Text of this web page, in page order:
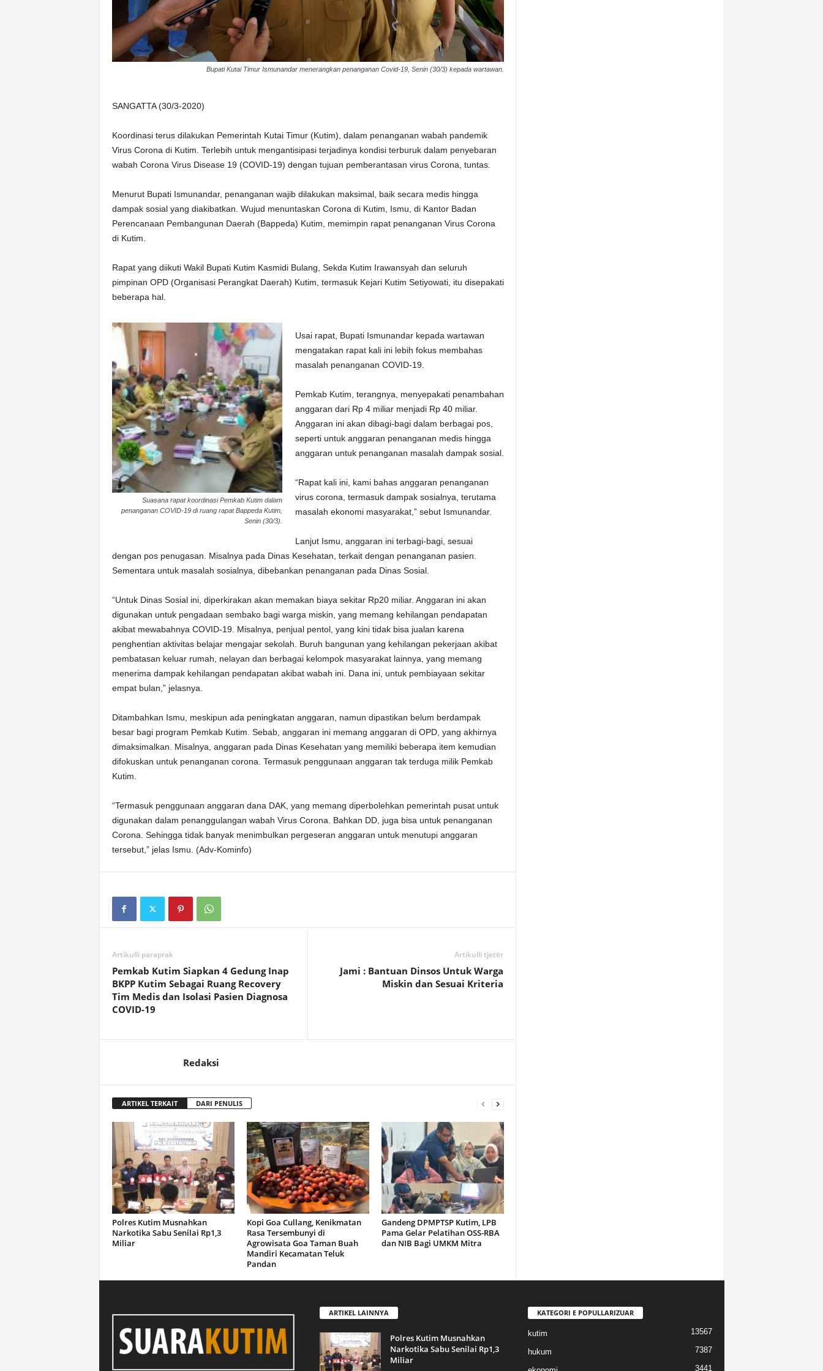
Bupati Kutai Timur Ismunandar menerangkan penanganan Covid-19, Senin (30/3) kepada wartawan.
SANGATTA (30/3-2020)
Koordinasi terus dilakukan Pemerintah Kutai Timur (Kutim), dalam penanganan wabah pandemik
Virus Corona di Kutim. Terlebih untuk mengantisipasi terjadinya kondisi terburuk dalam penyebaran
wabah Corona Virus Disease 19 (COVID-19) dengan tujuan pemberantasan virus Corona, tuntas.
Menurut Bupati Ismunandar, penanganan wajib dilakukan maksimal, baik secara medis hingga
dampak sosial yang diakibatkan. Wujud menuntaskan Corona di Kutim, Ismu, di Kantor Badan
Perencanaan Pembangunan Daerah (Bappeda) Kutim, memimpin rapat penanganan Virus Corona
di Kutim.
Rapat yang diikuti Wakil Bupati Kutim Kasmidi Bulang, Sekda Kutim Irawansyah dan seluruh
pimpinan OPD (Organisasi Perangkat Daerah) Kutim, termasuk Kejari Kutim Setiyowati, itu disepakati
beberapa hal.
Suasana rapat koordinasi Pemkab Kutim dalam
penanganan COVID-19 di ruang rapat Bappeda Kutim,
Senin (30/3).
Usai rapat, Bupati Ismunandar kepada wartawan
mengatakan rapat kali ini lebih fokus membahas
masalah penanganan COVID-19.
Pemkab Kutim, terangnya, menyepakati penambahan
anggaran dari Rp 4 miliar menjadi Rp 40 miliar.
Anggaran ini akan dibagi-bagi dalam berbagai pos,
seperti untuk anggaran penanganan medis hingga
anggaran untuk penanganan masalah dampak sosial.
“Rapat kali ini, kami bahas anggaran penanganan
virus corona, termasuk dampak sosialnya, terutama
masalah ekonomi masyarakat,” sebut Ismunandar.
Lanjut Ismu, anggaran ini terbagi-bagi, sesuai
dengan pos penugasan. Misalnya pada Dinas Kesehatan, terkait dengan penanganan pasien.
Sementara untuk masalah sosialnya, dibebankan penanganan pada Dinas Sosial.
“Untuk Dinas Sosial ini, diperkirakan akan memakan biaya sekitar Rp20 miliar. Anggaran ini akan
digunakan untuk pengadaan sembako bagi warga miskin, yang memang kehilangan pendapatan
akibat mewabahnya COVID-19. Misalnya, penjual pentol, yang kini tidak bisa jualan karena
penghentian aktivitas belajar mengajar sekolah. Buruh bangunan yang kehilangan pekerjaan akibat
pembatasan keluar rumah, nelayan dan berbagai kelompok masyarakat lainnya, yang memang
menerima dampak kehilangan pendapatan akibat wabah ini. Dana ini, untuk pembiayaan sekitar
empat bulan,” jelasnya.
Ditambahkan Ismu, meskipun ada peningkatan anggaran, namun dipastikan belum berdampak
besar bagi program Pemkab Kutim. Sebab, anggaran ini memang anggaran di OPD, yang akhirnya
dimaksimalkan. Misalnya, anggaran pada Dinas Kesehatan yang memiliki beberapa item kemudian
difokuskan untuk penanganan corona. Termasuk penggunaan anggaran tak terduga milik Pemkab
Kutim.
“Termasuk penggunaan anggaran dana DAK, yang memang diperbolehkan pemerintah pusat untuk
digunakan dalam penanggulangan wabah Virus Corona. Bahkan DD, juga bisa untuk penanganan
Corona. Sehingga tidak banyak menimbulkan pergeseran anggaran untuk menutupi anggaran
tersebut,” jelas Ismu. (Adv-Kominfo)
Artikulli paraprak
Pemkab Kutim Siapkan 4 Gedung Inap
BKPP Kutim Sebagai Ruang Recovery
Tim Medis dan Isolasi Pasien Diagnosa
COVID-19
Artikulli tjetër
Jami : Bantuan Dinsos Untuk Warga
Miskin dan Sesuai Kriteria
Redaksi
ARTIKEL TERKAIT DARI PENULIS
Polres Kutim Musnahkan
Narkotika Sabu Senilai Rp1,3
Miliar
Kopi Goa Cullang, Kenikmatan
Rasa Tersembunyi di
Agrowisata Goa Taman Buah
Mandiri Kecamatan Teluk
Pandan
Gandeng DPMPTSP Kutim, LPB
Pama Gelar Pelatihan OSS-RBA
dan NIB Bagi UMKM Mitra
ARTIKEL LAINNYA
Polres Kutim Musnahkan
Narkotika Sabu Senilai Rp1,3
Miliar
KATEGORI E POPULLARIZUAR
kutim 13567
hukum 7387
3441